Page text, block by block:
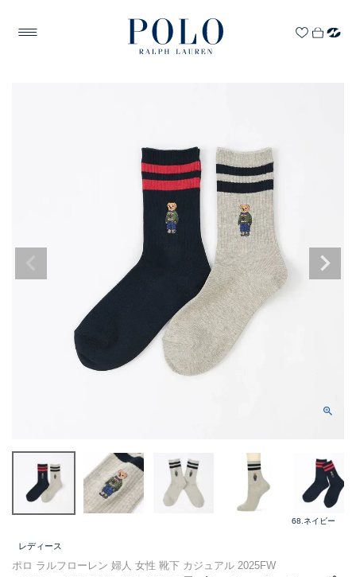
68.ネイビー
レディース
ポロ ラルフローレン 婦人 女性 靴下 カジュアル 2025FW